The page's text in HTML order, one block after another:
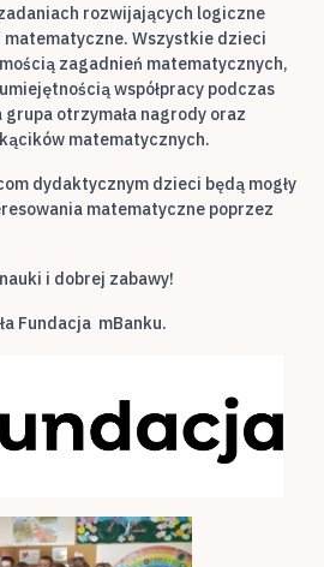
rozwijających logiczne
Wszystkie dzieci
zagadnień matematycznych,
współpracy podczas
otrzymała nagrody oraz
matematycznych.
dydaktycznym dzieci będą mogły
matematyczne poprzez
i dobrej zabawy!
Fundacja mBanku.